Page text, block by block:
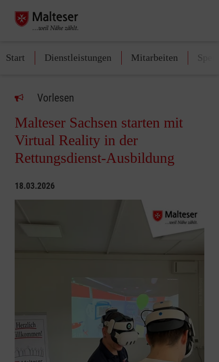
Start Dienstleistungen Mitarbeiten
Vorlesen
Malteser Sachsen starten mit
Virtual Reality in der
Rettungsdienst-Ausbildung
18.03.2026